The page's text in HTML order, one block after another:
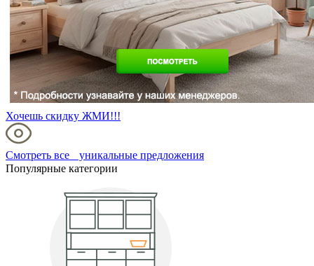
Хочешь скидку ЖМИ!!!
Смотреть все уникальные предложения
Популярные категории